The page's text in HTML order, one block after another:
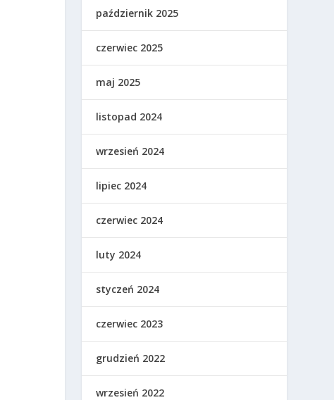
październik 2025
czerwiec 2025
maj 2025
listopad 2024
wrzesień 2024
lipiec 2024
czerwiec 2024
luty 2024
styczeń 2024
czerwiec 2023
grudzień 2022
wrzesień 2022